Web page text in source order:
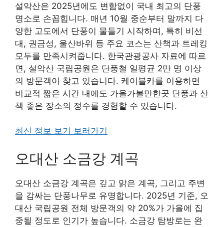
설악산은 2025년에도 변함없이 국내 최고의 단풍
명소로 손꼽힙니다. 매년 10월 중순부터 말까지 다
양한 고도에서 단풍이 물들기 시작하며, 특히 비선
대, 권금성, 울산바위 등 주요 코스는 산책과 트레킹
모두를 만족시켜줍니다. 한국관광공사 자료에 따르
면, 설악산 국립공원은 단풍철 일평균 2만 명 이상
의 방문객이 찾고 있습니다. 케이블카를 이용하면
비교적 짧은 시간 내에도 가을가볼만한곳 단풍과 산
책 좋은 장소의 정수를 경험할 수 있습니다.
최신 정보 보기 보러가기
오대산 소금강 계곡
오대산 소금강 계곡은 깊고 맑은 계곡, 그리고 주변
을 감싸는 단풍나무로 유명합니다. 2025년 기준, 오
대산 국립공원 전체 방문객의 약 20%가 가을에 집
중될 정도로 인기가 높습니다. 소금강 탐방로는 완